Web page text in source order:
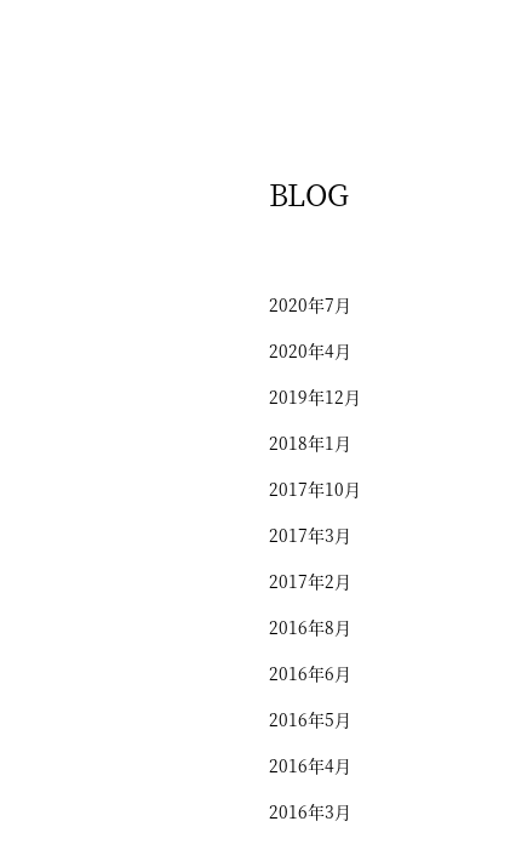
BLOG
2020年7月
2020年4月
2019年12月
2018年1月
2017年10月
2017年3月
2017年2月
2016年8月
2016年6月
2016年5月
2016年4月
2016年3月